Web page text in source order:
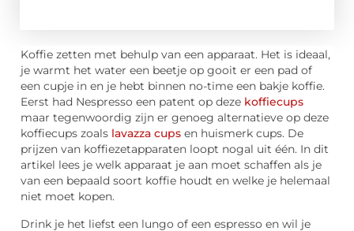
Koffie zetten met behulp van een apparaat. Het is ideaal,
je warmt het water een beetje op gooit er een pad of
een cupje in en je hebt binnen no-time een bakje koffie.
Eerst had Nespresso een patent op deze koffiecups
maar tegenwoordig zijn er genoeg alternatieve op deze
koffiecups zoals lavazza cups en huismerk cups. De
prijzen van koffiezetapparaten loopt nogal uit één. In dit
artikel lees je welk apparaat je aan moet schaffen als je
van een bepaald soort koffie houdt en welke je helemaal
niet moet kopen.
Drink je het liefst een lungo of een espresso en wil je